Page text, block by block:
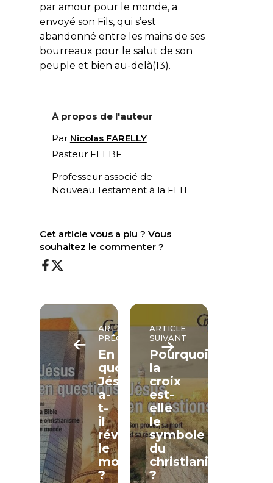
par amour pour le monde, a
envoyé son Fils, qui s’est
abandonné entre les mains de ses
bourreaux pour le salut de son
peuple et bien au-delà(13).
À propos de l'auteur
Par Nicolas FARELLY
Pasteur FEEBF
Professeur associé de
Nouveau Testament à la FLTE
Cet article vous a plu ? Vous
souhaitez le commenter ?
ARTICLE
PRÉCÉDENT
En
quoi
Jésus
a-
t-
il
révolutionné
le
monde
?
ARTICLE
SUIVANT
Pourquoi
la
croix
est-
elle
le
symbole
du
christianisme
?